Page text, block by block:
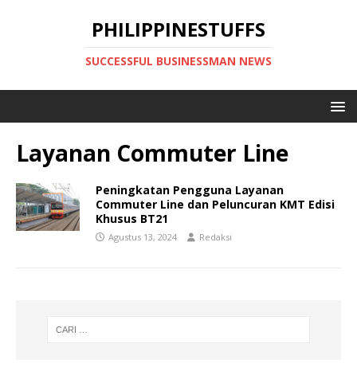
PHILIPPINESTUFFS
SUCCESSFUL BUSINESSMAN NEWS
Layanan Commuter Line
Peningkatan Pengguna Layanan
Commuter Line dan Peluncuran KMT Edisi
Khusus BT21
Agustus 13, 2024 Redaksi